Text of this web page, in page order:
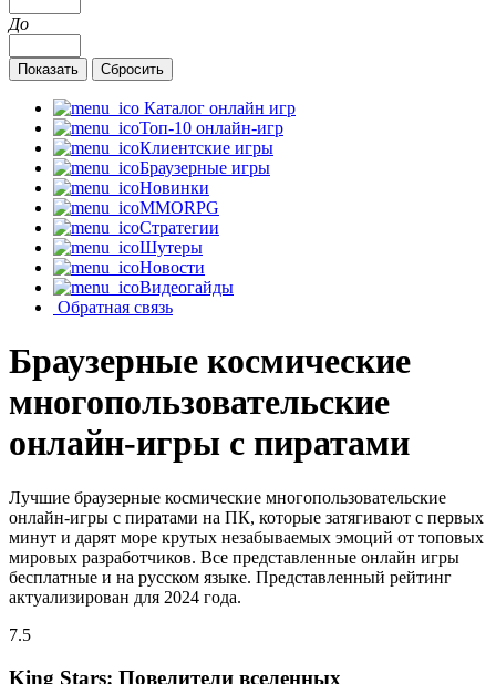
До
Каталог онлайн игр
Топ-10 онлайн-игр
Клиентские игры
Браузерные игры
Новинки
MMORPG
Стратегии
Шутеры
Новости
Видеогайды
Обратная связь
Браузерные космические
многопользовательские
онлайн-игры с пиратами
Лучшие браузерные космические многопользовательские
онлайн-игры с пиратами на ПК, которые затягивают с первых
минут и дарят море крутых незабываемых эмоций от топовых
мировых разработчиков. Все представленные онлайн игры
бесплатные и на русском языке. Представленный рейтинг
актуализирован для 2024 года.
7.5
King Stars: Повелители вселенных